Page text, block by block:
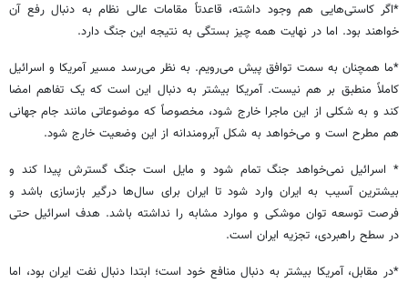
*اگر کاستی‌هایی هم وجود داشته، قاعدتاً مقامات عالی نظام به دنبال رفع آن
خواهند بود. اما در نهایت همه چیز بستگی به نتیجه این جنگ دارد.
*ما همچنان به سمت توافق پیش می‌رویم. به نظر می‌رسد مسیر آمریکا و اسرائیل
کاملاً منطبق بر هم نیست. آمریکا بیشتر به دنبال این است که یک تفاهم امضا
کند و به شکلی از این ماجرا خارج شود، مخصوصاً که موضوعاتی مانند جام جهانی
هم مطرح است و می‌خواهد به شکل آبرومندانه از این وضعیت خارج شود.
* اسرائیل نمی‌خواهد جنگ تمام شود و مایل است جنگ گسترش پیدا کند و
بیشترین آسیب به ایران وارد شود تا ایران برای سال‌ها درگیر بازسازی باشد و
فرصت توسعه توان موشکی و موارد مشابه را نداشته باشد. هدف اسرائیل حتی
در سطح راهبردی، تجزیه ایران است.
*در مقابل، آمریکا بیشتر به دنبال منافع خود است؛ ابتدا دنبال نفت ایران بود، اما